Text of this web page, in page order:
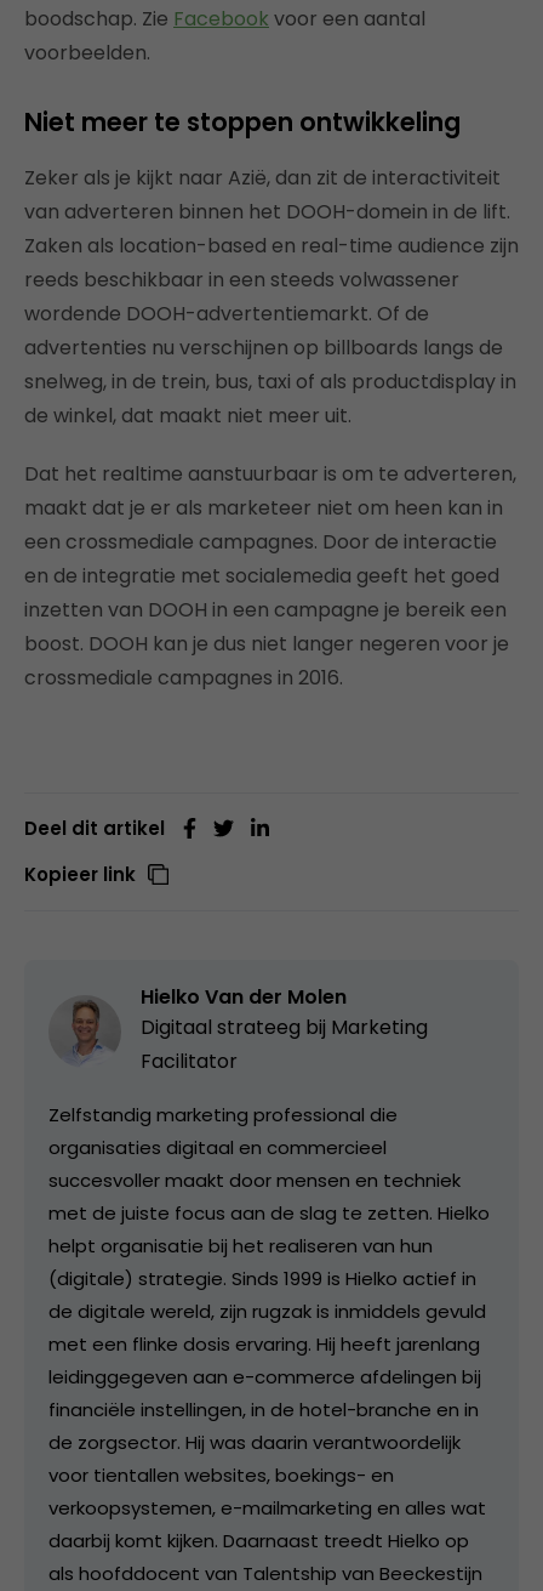
boodschap. Zie Facebook voor een aantal
voorbeelden.
Niet meer te stoppen ontwikkeling
Zeker als je kijkt naar Azië, dan zit de interactiviteit
van adverteren binnen het DOOH-domein in de lift.
Zaken als location-based en real-time audience zijn
reeds beschikbaar in een steeds volwassener
wordende DOOH-advertentiemarkt. Of de
advertenties nu verschijnen op billboards langs de
snelweg, in de trein, bus, taxi of als productdisplay in
de winkel, dat maakt niet meer uit.
Dat het realtime aanstuurbaar is om te adverteren,
maakt dat je er als marketeer niet om heen kan in
een crossmediale campagnes. Door de interactie
en de integratie met socialemedia geeft het goed
inzetten van DOOH in een campagne je bereik een
boost. DOOH kan je dus niet langer negeren voor je
crossmediale campagnes in 2016.
Deel dit artikel
Kopieer link
Hielko Van der Molen
Digitaal strateeg bij Marketing
Facilitator
Zelfstandig marketing professional die
organisaties digitaal en commercieel
succesvoller maakt door mensen en techniek
met de juiste focus aan de slag te zetten. Hielko
helpt organisatie bij het realiseren van hun
(digitale) strategie. Sinds 1999 is Hielko actief in
de digitale wereld, zijn rugzak is inmiddels gevuld
met een flinke dosis ervaring. Hij heeft jarenlang
leidinggegeven aan e-commerce afdelingen bij
financiële instellingen, in de hotel-branche en in
de zorgsector. Hij was daarin verantwoordelijk
voor tientallen websites, boekings- en
verkoopsystemen, e-mailmarketing en alles wat
daarbij komt kijken. Daarnaast treedt Hielko op
als hoofddocent van Talentship van Beeckestijn